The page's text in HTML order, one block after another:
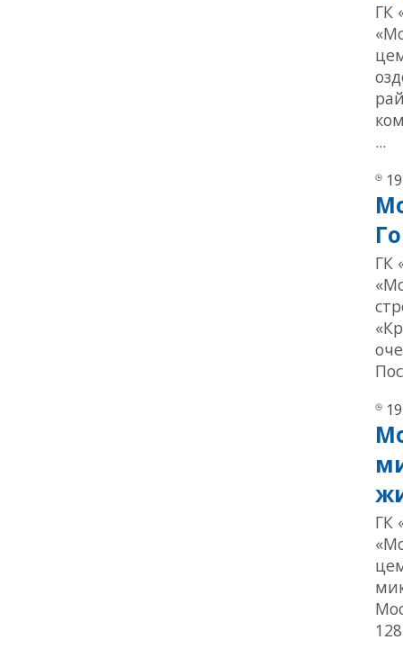
ГК
...
ГК
ГК